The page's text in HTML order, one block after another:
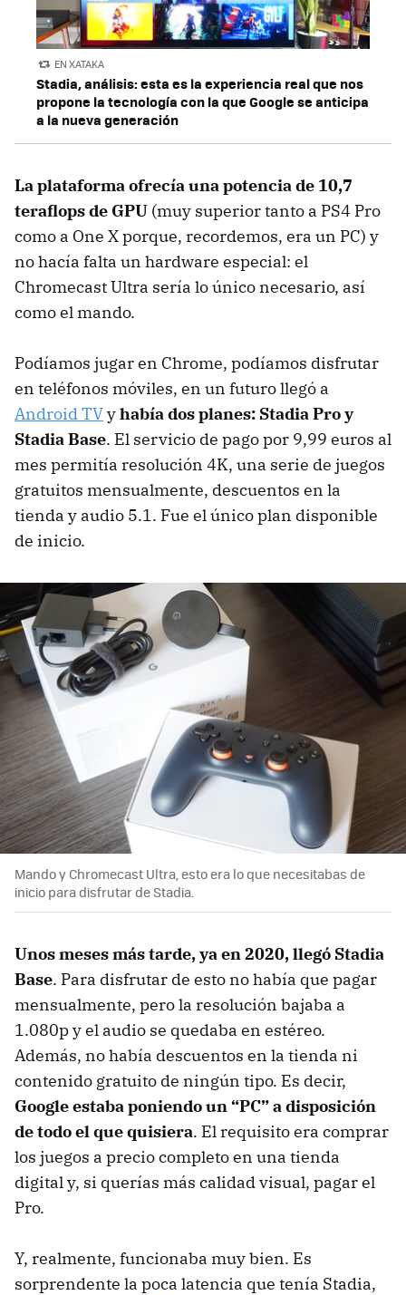
EN XATAKA
Stadia, análisis: esta es la experiencia real que nos
propone la tecnología con la que Google se anticipa
a la nueva generación
La plataforma ofrecía una potencia de 10,7
teraflops de GPU (muy superior tanto a PS4 Pro
como a One X porque, recordemos, era un PC) y
no hacía falta un hardware especial: el
Chromecast Ultra sería lo único necesario, así
como el mando.
Podíamos jugar en Chrome, podíamos disfrutar
en teléfonos móviles, en un futuro llegó a
Android TVyhabía dos planes: Stadia Pro y
Stadia Base. El servicio de pago por 9,99 euros al
mes permitía resolución 4K, una serie de juegos
gratuitos mensualmente, descuentos en la
tienda y audio 5.1. Fue el único plan disponible
de inicio.
Mando y Chromecast Ultra, esto era lo que necesitabas de
inicio para disfrutar de Stadia.
Unos meses más tarde, ya en 2020, llegó Stadia
Base. Para disfrutar de esto no había que pagar
mensualmente, pero la resolución bajaba a
1.080p y el audio se quedaba en estéreo.
Además, no había descuentos en la tienda ni
contenido gratuito de ningún tipo. Es decir,
Google estaba poniendo un “PC” a disposición
de todo el que quisiera. El requisito era comprar
los juegos a precio completo en una tienda
digital y, si querías más calidad visual, pagar el
Pro.
Y, realmente, funcionaba muy bien. Es
sorprendente la poca latencia que tenía Stadia,